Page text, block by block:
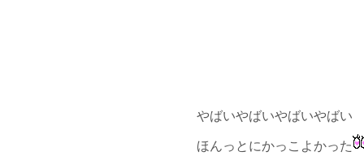
やばいやばいやばいやばい
ほんっとにかっこよかった